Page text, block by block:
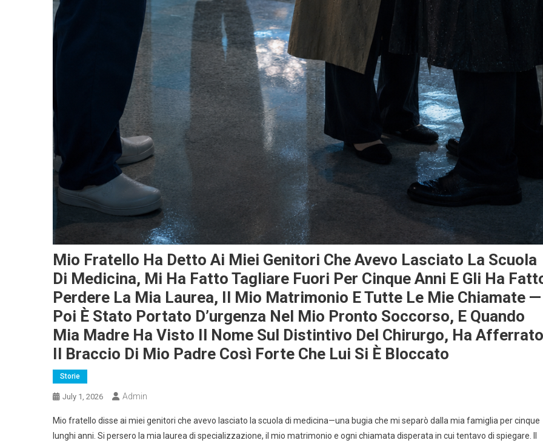
Mio Fratello Ha Detto Ai Miei Genitori Che Avevo Lasciato La Scuola
Di Medicina, Mi Ha Fatto Tagliare Fuori Per Cinque Anni E Gli Ha
Perdere La Mia Laurea, Il Mio Matrimonio E Tutte Le Mie Chiamate —
Poi È Stato Portato D’urgenza Nel Mio Pronto Soccorso, E Quando
Mia Madre Ha Visto Il Nome Sul Distintivo Del Chirurgo, Ha Afferrato
Il Braccio Di Mio Padre Così Forte Che Lui Si È Bloccato
Storie
July 1, 2026 Admin
Mio fratello disse ai miei genitori che avevo lasciato la scuola di medicina—una bugia che mi separò dalla mia famiglia per cinque
lunghi anni. Si persero la mia laurea di specializzazione, il mio matrimonio e ogni chiamata disperata in cui tentavo di spiegare. Il